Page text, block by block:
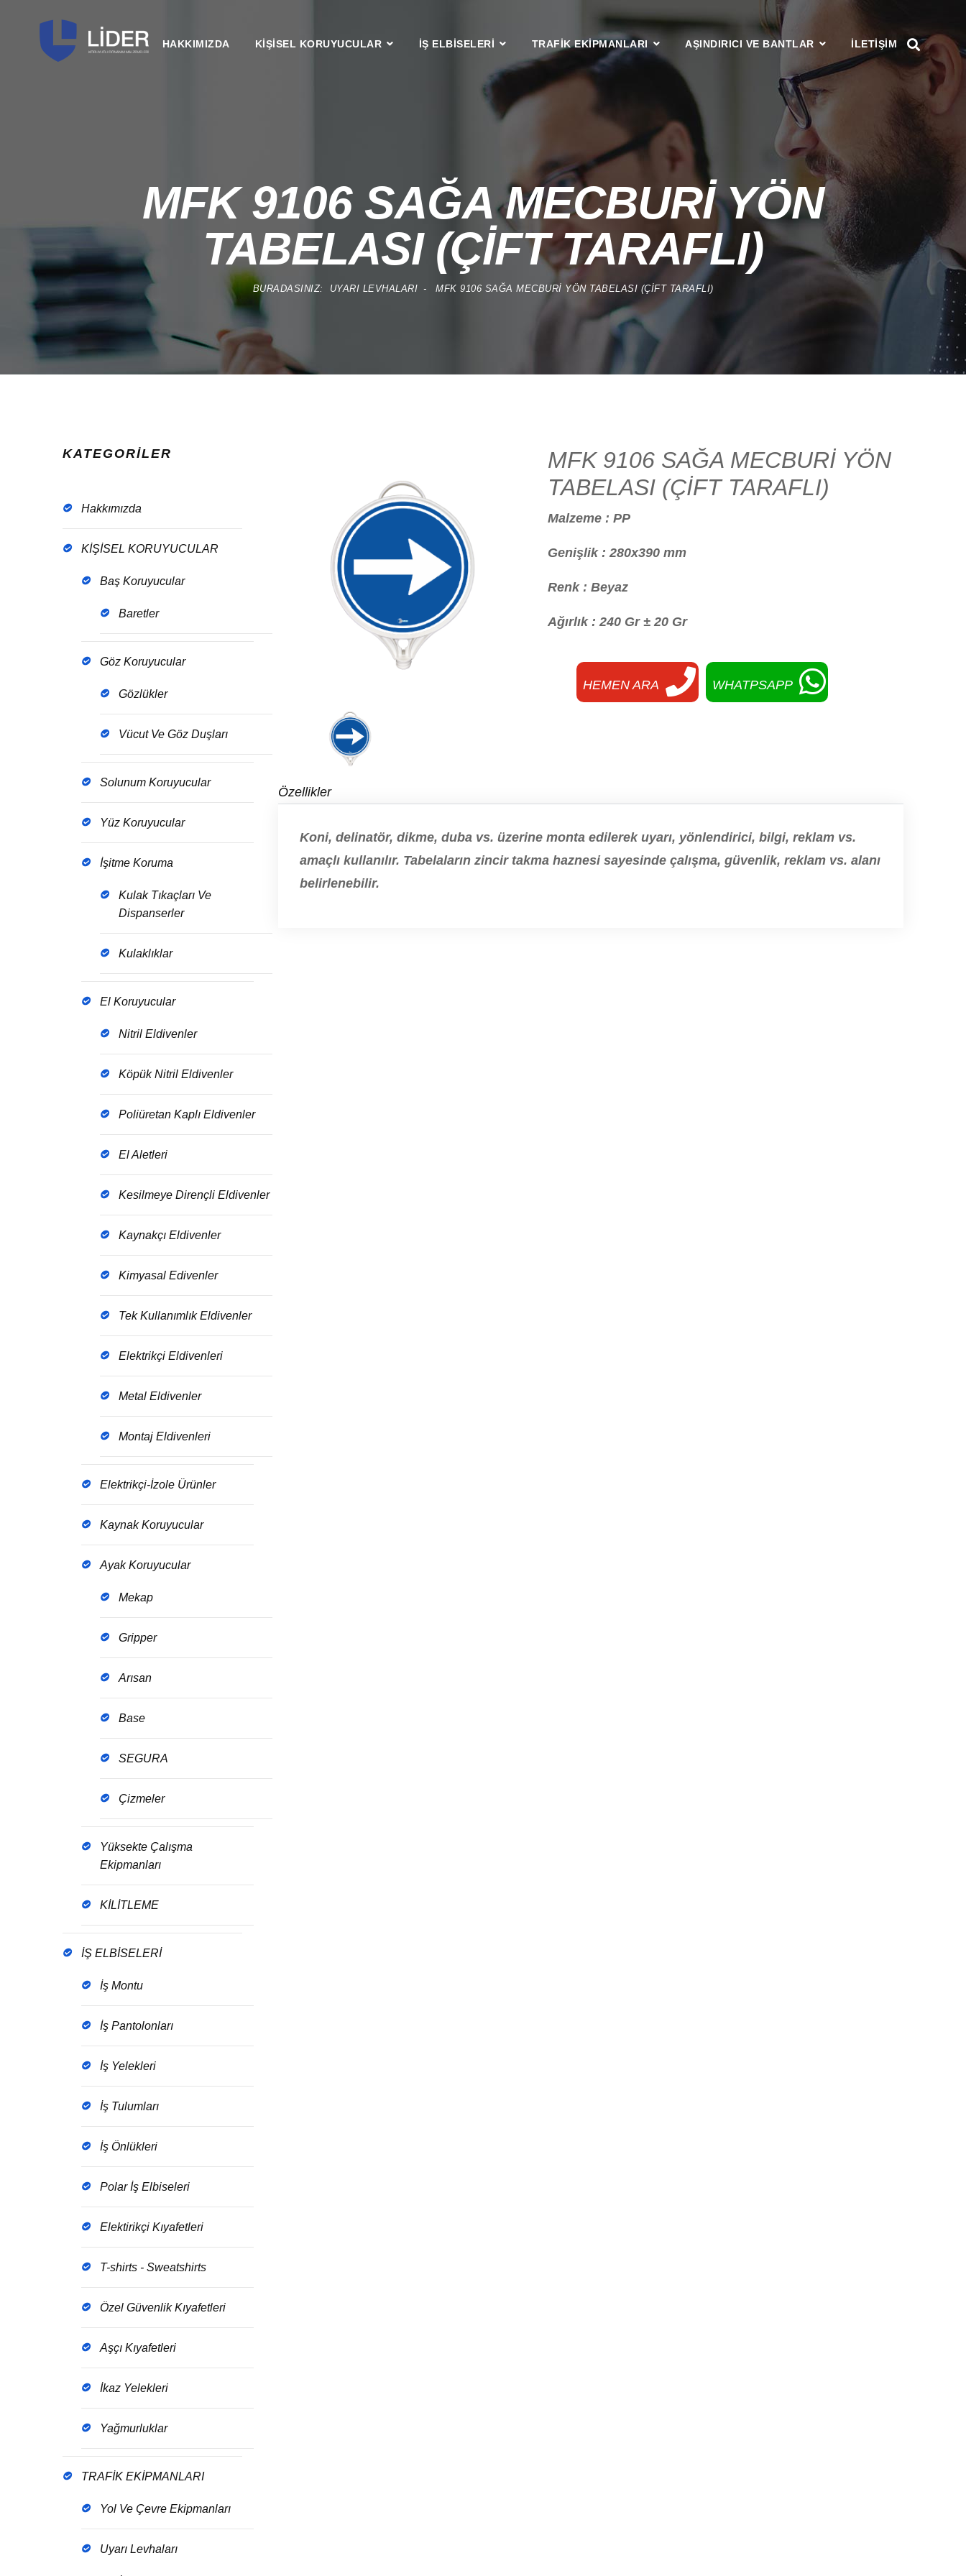
HAKKIMIZDA KİŞİSEL KORUYUCULAR İŞ ELBİSELERİ TRAFİK EKİPMANLARI AŞINDIRICI VE BANTLAR ILETIŞIM
MFK 9106 SAĞA MECBURİ YÖN
TABELASI (ÇİFT TARAFLI)
BURADASINIZ: UYARI LEVHALARI MFK 9106 SAĞA MECBURİ YÖN TABELASI (ÇİFT TARAFLI)
KATEGORİLER
Hakkımızda
KİŞİSEL KORUYUCULAR
Baş Koruyucular
Baretler
Göz Koruyucular
Gözlükler
Vücut Ve Göz Duşları
Solunum Koruyucular
Yüz Koruyucular
İşitme Koruma
Kulak Tıkaçları Ve
Dispanserler
Kulaklıklar
El Koruyucular
Nitril Eldivenler
Köpük Nitril Eldivenler
Poliüretan Kaplı Eldivenler
El Aletleri
Kesilmeye Dirençli Eldivenler
Kaynakçı Eldivenler
Kimyasal Edivenler
Tek Kullanımlık Eldivenler
Elektrikçi Eldivenleri
Metal Eldivenler
Montaj Eldivenleri
Elektrikçi-İzole Ürünler
Kaynak Koruyucular
Ayak Koruyucular
Mekap
Gripper
Arısan
Base
SEGURA
Çizmeler
Yüksekte Çalışma
Ekipmanları
KİLİTLEME
İŞ ELBİSELERİ
İş Montu
İş Pantolonları
İş Yelekleri
İş Tulumları
İş Önlükleri
Polar İş Elbiseleri
Elektirikçi Kıyafetleri
T-shirts - Sweatshirts
Özel Güvenlik Kıyafetleri
Aşçı Kıyafetleri
İkaz Yelekleri
Yağmurluklar
TRAFİK EKİPMANLARI
Yol Ve Çevre Ekipmanları
Uyarı Levhaları
MFK 9106 SAĞA MECBURİ YÖN
TABELASI (ÇİFT TARAFLI)
Malzeme : PP
Genişlik : 280x390 mm
Renk : Beyaz
Ağırlık : 240 Gr ± 20 Gr
HEMEN ARA WHATPSAPP
Özellikler
Koni, delinatör, dikme, duba vs. üzerine monta edilerek uyarı, yönlendirici, bilgi, reklam vs.
amaçlı kullanılır. Tabelaların zincir takma haznesi sayesinde çalışma, güvenlik, reklam vs. alanı
belirlenebilir.